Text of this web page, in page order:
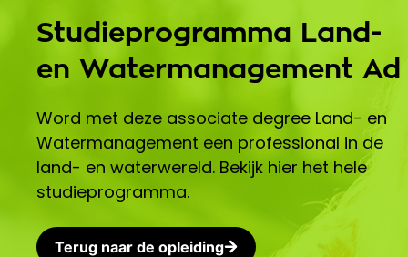
Studieprogramma Land-
en Watermanagement Ad
Word met deze associate degree Land- en
Watermanagement een professional in de
land- en waterwereld. Bekijk hier het hele
studieprogramma.
Terug naar de opleiding